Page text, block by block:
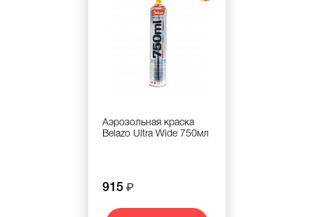
Аэрозольная краска
Belazo Ultra Wide 750мл
915